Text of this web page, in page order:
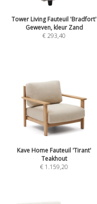
Tower Living Fauteuil 'Bradfort'
Geweven, kleur Zand
€ 293,40
Kave Home Fauteuil 'Tirant'
Teakhout
€ 1.159,20